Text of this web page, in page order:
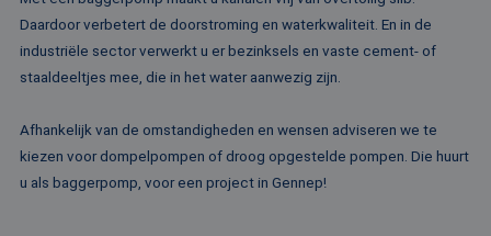
Daardoor verbetert de doorstroming en waterkwaliteit. En in de
industriële sector verwerkt u er bezinksels en vaste cement- of
staaldeeltjes mee, die in het water aanwezig zijn.
Afhankelijk van de omstandigheden en wensen adviseren we te
kiezen voor dompelpompen of droog opgestelde pompen. Die huurt
u als baggerpomp, voor een project in Gennep!